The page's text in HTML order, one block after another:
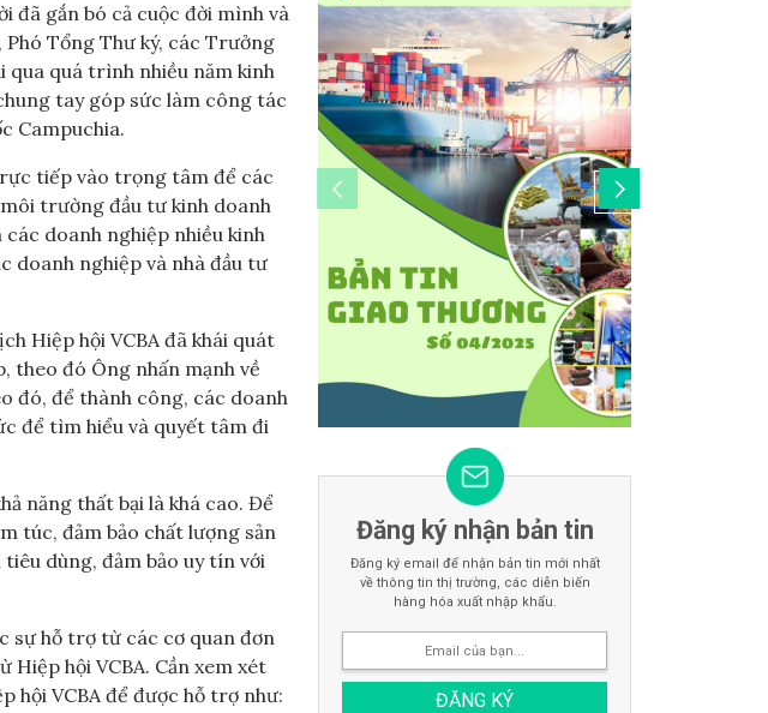
đã gắn bó cả cuộc đời mình và
Tổng Thư ký, các Trưởng
qua quá trình nhiều năm kinh
tay góp sức làm công tác
Campuchia.
tiếp vào trọng tâm để các
trường đầu tư kinh doanh
doanh nghiệp nhiều kinh
doanh nghiệp và nhà đầu tư
Hiệp hội VCBA đã khái quát
theo đó Ông nhấn mạnh về
đó, để thành công, các doanh
để tìm hiểu và quyết tâm đi
năng thất bại là khá cao. Để
túc, đảm bảo chất lượng sản
dùng, đảm bảo uy tín với
sự hỗ trợ từ các cơ quan đơn
hội VCBA. Cần xem xét
hội VCBA để được hỗ trợ như:
Đăng ký nhận bản tin
Đăng ký email để nhận bản tin mới nhất
về thông tin thị trường, các diễn biến
hàng hóa xuất nhập khẩu.